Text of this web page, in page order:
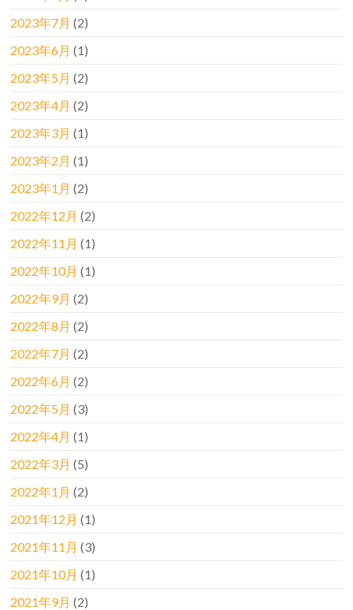
2023年7月 (2)
2023年6月 (1)
2023年5月 (2)
2023年4月 (2)
2023年3月 (1)
2023年2月 (1)
2023年1月 (2)
2022年12月 (2)
2022年11月 (1)
2022年10月 (1)
2022年9月 (2)
2022年8月 (2)
2022年7月 (2)
2022年6月 (2)
2022年5月 (3)
2022年4月 (1)
2022年3月 (5)
2022年1月 (2)
2021年12月 (1)
2021年11月 (3)
2021年10月 (1)
2021年9月 (2)